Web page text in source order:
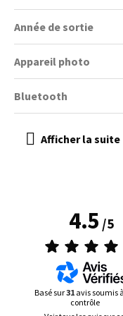
Année de sortie
Appareil photo
Bluetooth
4.5/5
Basé sur31 avis soumis
contrôle